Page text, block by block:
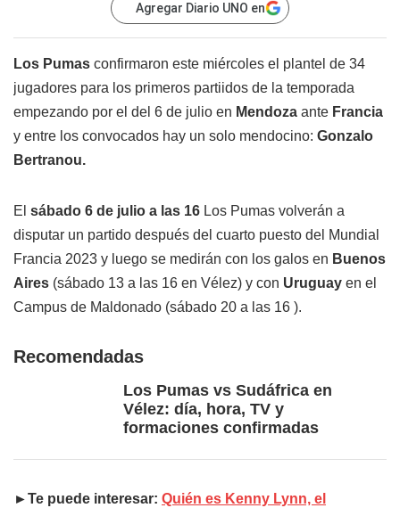
Agregar Diario UNO en
Los Pumas confirmaron este miércoles el plantel de 34
jugadores para los primeros partiidos de la temporada
empezando por el del 6 de julio en Mendoza ante Francia
y entre los convocados hay un solo mendocino: Gonzalo
Bertranou.
El sábado 6 de julio a las 16 Los Pumas volverán a
disputar un partido después del cuarto puesto del Mundial
Francia 2023 y luego se medirán con los galos en Buenos
Aires (sábado 13 a las 16 en Vélez) y con Uruguay en el
Campus de Maldonado (sábado 20 a las 16 ).
Recomendadas
Los Pumas vs Sudáfrica en
Vélez: día, hora, TV y
formaciones confirmadas
►Te puede interesar: Quién es Kenny Lynn, el